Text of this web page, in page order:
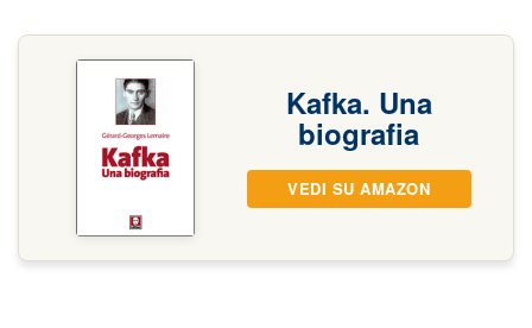
Kafka. Una
biografia
VEDI SU AMAZON